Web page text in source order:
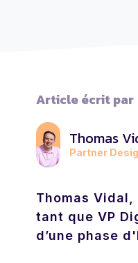
Article écrit par
Thomas
Partner
Thomas
tant que VP
d’une phase